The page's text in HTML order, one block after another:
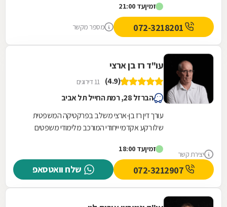
זמיןעד 21:00
מספר מקשר
יצירת קשר
עו"ד רז בן ארצי
(4.9) 11 דירוגים
הברזל 28, רמת החייל תל אביב
עורך דין רז בן-ארצי משלב בפרקטיקה המשפטית
שלו רקע אקדמי ייחודי המורכב מלימודי משפטים
(בהצטיינות) מהקריה...
זמיןעד 18:00
שלח וואטסאפ